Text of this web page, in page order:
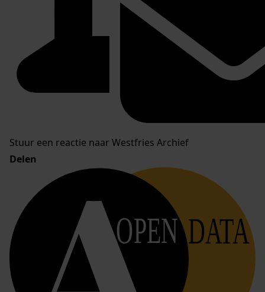
Stuur een reactie naar Westfries Archief
Delen
OPEN DATA